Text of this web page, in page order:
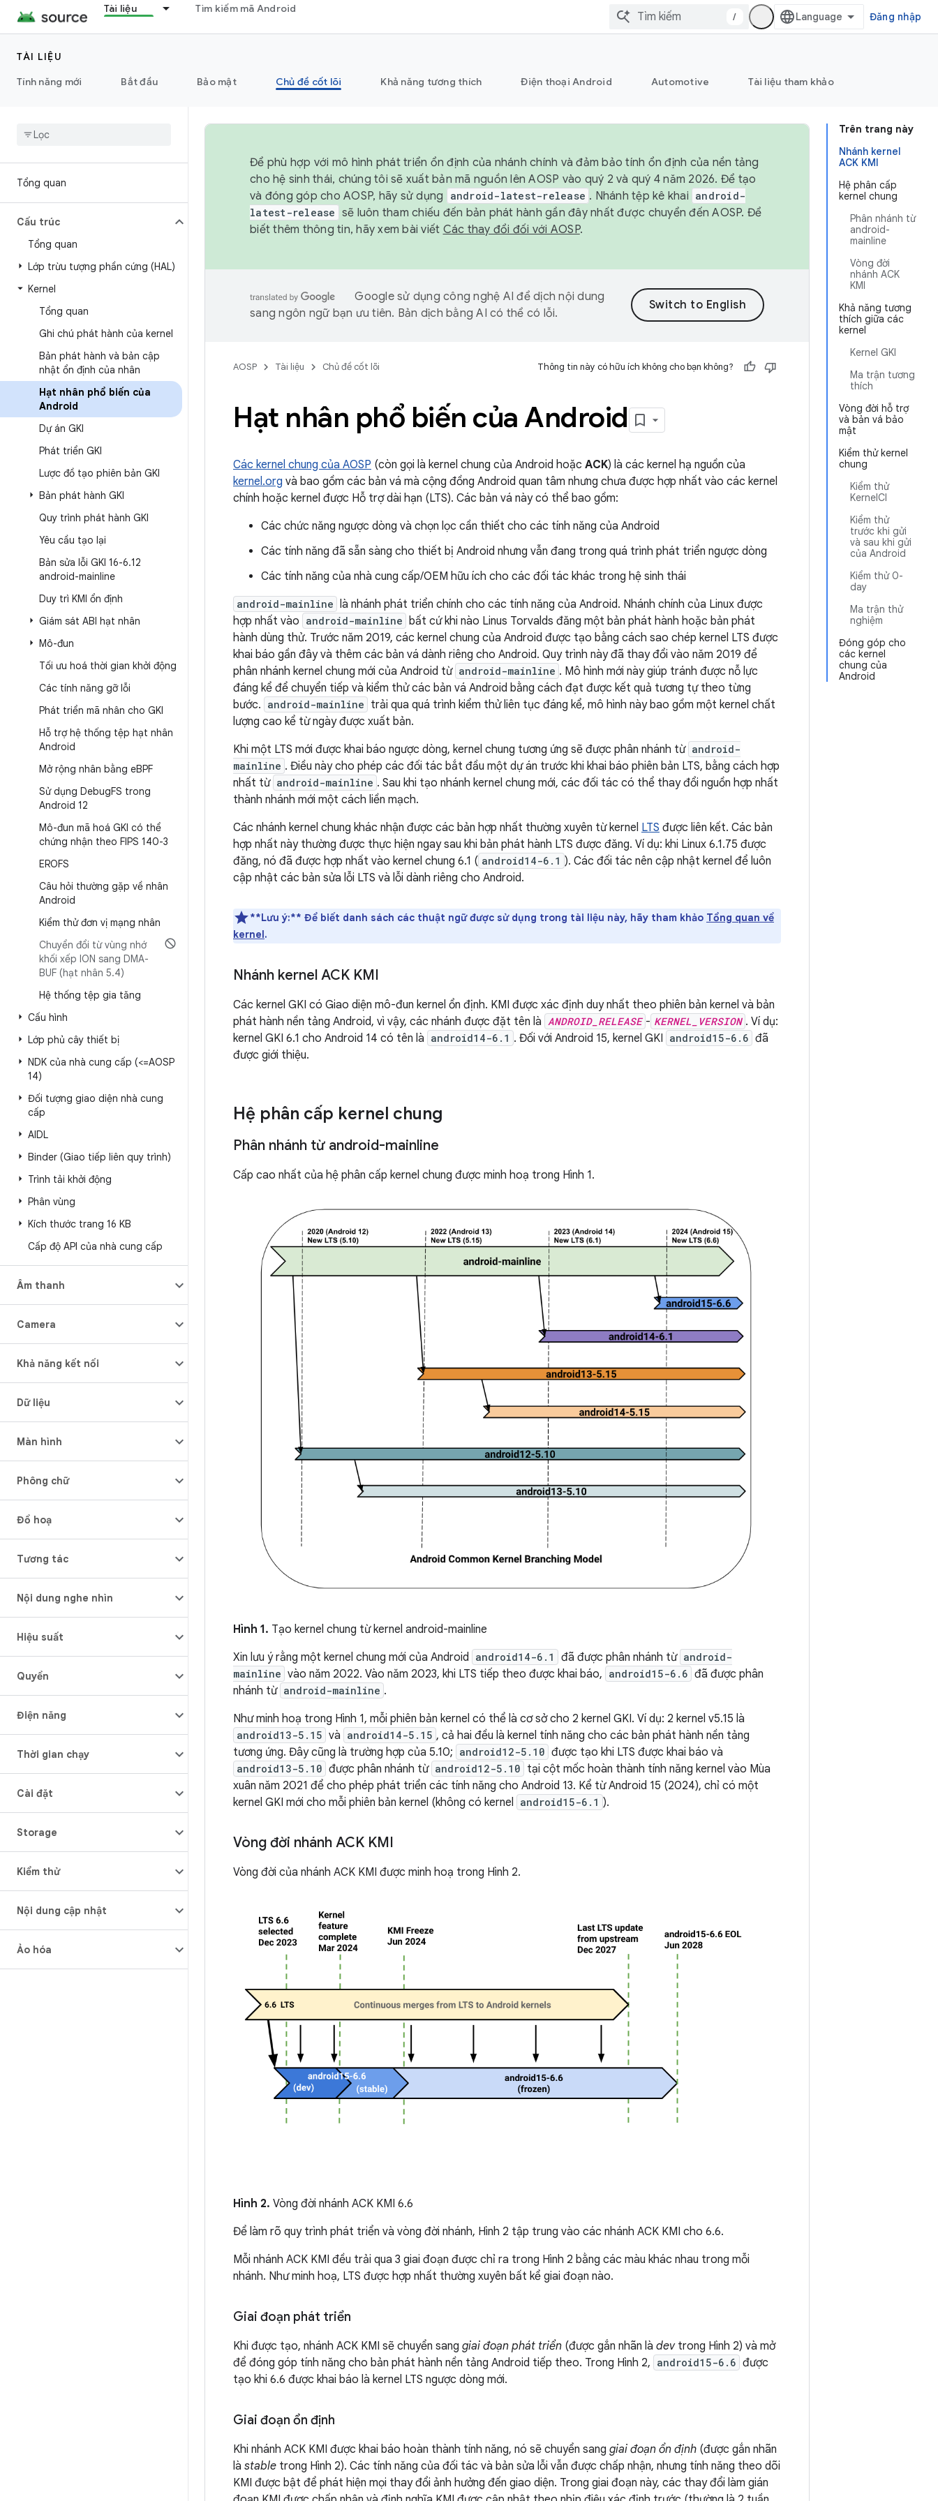
Tài liệu Tìm kiếm mã Android
/ Đăng nhập
TÀI LIỆU
Tính năng mới
Bắt đầu Bảo mật Chủ đề cốt lõi Khả năng tương thích Điện thoại Android Automotive Tài liệu tham khảo
Tổng quan
Cấu trúc
Tổng quan
Lớp trừu tượng phần cứng (HAL)
Kernel
Tổng quan
Ghi chú phát hành của kernel
Bản phát hành và bản cập
nhật ổn định của nhân
Hạt nhân phổ biến của
Android
Dự án GKI
Phát triển GKI
Lược đồ tạo phiên bản GKI
Bản phát hành GKI
Quy trình phát hành GKI
Yêu cầu tạo lại
Bản sửa lỗi GKI 16-6.12
android-mainline
Duy trì KMI ổn định
Giám sát ABI hạt nhân
Mô-đun
Tối ưu hoá thời gian khởi động
Các tính năng gỡ lỗi
Phát triển mã nhân cho GKI
Hỗ trợ hệ thống tệp hạt nhân
Android
Mở rộng nhân bằng eBPF
Sử dụng DebugFS trong
Android 12
Mô-đun mã hoá GKI có thể
chứng nhận theo FIPS 140-3
EROFS
Câu hỏi thường gặp về nhân
Android
Kiểm thử đơn vị mạng nhân
Chuyển đổi từ vùng nhớ
khối xếp ION sang DMA-
BUF (hạt nhân 5.4)
Hệ thống tệp gia tăng
Cấu hình
Lớp phủ cây thiết bị
NDK của nhà cung cấp (<=AOSP
14)
Đối tượng giao diện nhà cung
cấp
AIDL
Binder (Giao tiếp liên quy trình)
Trình tải khởi động
Phân vùng
Kích thước trang 16 KB
Cấp độ API của nhà cung cấp
Âm thanh
Camera
Khả năng kết nối
Dữ liệu
Màn hình
Phông chữ
Đồ hoạ
Tương tác
Nội dung nghe nhìn
Hiệu suất
Quyền
Điện năng
Thời gian chạy
Cài đặt
Storage
Kiểm thử
Nội dung cập nhật
Ảo hóa
Trên trang này
Nhánh kernel
ACK KMI
Hệ phân cấp
kernel chung
Phân nhánh từ
android-
mainline
Vòng đời
nhánh ACK
KMI
Khả năng tương
thích giữa các
kernel
Kernel GKI
Ma trận tương
thích
Vòng đời hỗ trợ
và bản vá bảo
mật
Kiểm thử kernel
chung
Kiểm thử
KernelCI
Kiểm thử
trước khi gửi
và sau khi gửi
của Android
Kiểm thử 0-
day
Ma trận thử
nghiệm
Đóng góp cho
các kernel
chung của
Android
Để phù hợp với mô hình phát triển ổn định của nhánh chính và đảm bảo tính ổn định của nền tảng
cho hệ sinh thái, chúng tôi sẽ xuất bản mã nguồn lên AOSP vào quý 2 và quý 4 năm 2026. Để tạo
và đóng góp cho AOSP, hãy sử dụng
android-latest-release . Nhánh tệp kê khai android-
latest-release sẽ luôn tham chiếu đến bản phát hành gần đây nhất được chuyển đến AOSP. Để
biết thêm thông tin, hãy xem bài viết Các thay đổi đối với AOSP.
Google sử dụng công nghệ AI để dịch nội dung
sang ngôn ngữ bạn ưu tiên. Bản dịch bằng AI có thể có lỗi.
AOSP Tài liệu Chủ đề cốt lõi Thông tin này có hữu ích không cho bạn không?
Hạt nhân phổ biến của Android
Các kernel chung của AOSP (còn gọi là kernel chung của Android hoặc ACK) là các kernel hạ nguồn của
kernel.org và bao gồm các bản vá mà cộng đồng Android quan tâm nhưng chưa được hợp nhất vào các kernel
chính hoặc kernel được Hỗ trợ dài hạn (LTS). Các bản vá này có thể bao gồm:
Các chức năng ngược dòng và chọn lọc cần thiết cho các tính năng của Android
Các tính năng đã sẵn sàng cho thiết bị Android nhưng vẫn đang trong quá trình phát triển ngược dòng
Các tính năng của nhà cung cấp/OEM hữu ích cho các đối tác khác trong hệ sinh thái
android-mainline là nhánh phát triển chính cho các tính năng của Android. Nhánh chính của Linux được
hợp nhất vào android-mainline bất cứ khi nào Linus Torvalds đăng một bản phát hành hoặc bản phát
hành dùng thử. Trước năm 2019, các kernel chung của Android được tạo bằng cách sao chép kernel LTS được
khai báo gần đây và thêm các bản vá dành riêng cho Android. Quy trình này đã thay đổi vào năm 2019 để
phân nhánh kernel chung mới của Android từ android-mainline . Mô hình mới này giúp tránh được nỗ lực
đáng kể để chuyển tiếp và kiểm thử các bản vá Android bằng cách đạt được kết quả tương tự theo từng
bước. android-mainline trải qua quá trình kiểm thử liên tục đáng kể, mô hình này bao gồm một kernel chất
lượng cao kể từ ngày được xuất bản.
Khi một LTS mới được khai báo ngược dòng, kernel chung tương ứng sẽ được phân nhánh từ android-
mainline . Điều này cho phép các đối tác bắt đầu một dự án trước khi khai báo phiên bản LTS, bằng cách hợp
nhất từ android-mainline . Sau khi tạo nhánh kernel chung mới, các đối tác có thể thay đổi nguồn hợp nhất
thành nhánh mới một cách liền mạch.
Các nhánh kernel chung khác nhận được các bản hợp nhất thường xuyên từ kernel LTS được liên kết. Các bản
hợp nhất này thường được thực hiện ngay sau khi bản phát hành LTS được đăng. Ví dụ: khi Linux 6.1.75 được
đăng, nó đã được hợp nhất vào kernel chung 6.1 ( android14-6.1 ). Các đối tác nên cập nhật kernel để luôn
cập nhật các bản sửa lỗi LTS và lỗi dành riêng cho Android.
**Lưu ý:** Để biết danh sách các thuật ngữ được sử dụng trong tài liệu này, hãy tham khảo Tổng quan về
kernel.
Nhánh kernel ACK KMI
Các kernel GKI có Giao diện mô-đun kernel ổn định. KMI được xác định duy nhất theo phiên bản kernel và bản
phát hành nền tảng Android, vì vậy, các nhánh được đặt tên là ANDROID_RELEASE - KERNEL_VERSION . Ví dụ:
kernel GKI 6.1 cho Android 14 có tên là android14-6.1 . Đối với Android 15, kernel GKI android15-6.6 đã
được giới thiệu.
Hệ phân cấp kernel chung
Phân nhánh từ android-mainline
Cấp cao nhất của hệ phân cấp kernel chung được minh hoạ trong Hình 1.
Hình 1. Tạo kernel chung từ kernel android-mainline
Xin lưu ý rằng một kernel chung mới của Android
android14-6.1 đã được phân nhánh từ android-
mainline vào năm 2022. Vào năm 2023, khi LTS tiếp theo được khai báo, android15-6.6 đã được phân
nhánh từ android-mainline .
Như minh hoạ trong Hình 1, mỗi phiên bản kernel có thể là cơ sở cho 2 kernel GKI. Ví dụ: 2 kernel v5.15 là
android13-5.15 và android14-5.15 , cả hai đều là kernel tính năng cho các bản phát hành nền tảng
tương ứng. Đây cũng là trường hợp của 5.10; android12-5.10 được tạo khi LTS được khai báo và
android13-5.10 được phân nhánh từ android12-5.10 tại cột mốc hoàn thành tính năng kernel vào Mùa
xuân năm 2021 để cho phép phát triển các tính năng cho Android 13. Kể từ Android 15 (2024), chỉ có một
kernel GKI mới cho mỗi phiên bản kernel (không có kernel
android15-6.1 ).
Vòng đời nhánh ACK KMI
Vòng đời của nhánh ACK KMI được minh hoạ trong Hình 2.
Hình 2. Vòng đời nhánh ACK KMI 6.6
Để làm rõ quy trình phát triển và vòng đời nhánh, Hình 2 tập trung vào các nhánh ACK KMI cho 6.6.
Mỗi nhánh ACK KMI đều trải qua 3 giai đoạn được chỉ ra trong Hình 2 bằng các màu khác nhau trong mỗi
nhánh. Như minh hoạ, LTS được hợp nhất thường xuyên bất kể giai đoạn nào.
Giai đoạn phát triển
Khi được tạo, nhánh ACK KMI sẽ chuyển sang giai đoạn phát triển (được gắn nhãn là devtrong Hình 2) và mở
để đóng góp tính năng cho bản phát hành nền tảng Android tiếp theo. Trong Hình 2, android15-6.6 được
tạo khi 6.6 được khai báo là kernel LTS ngược dòng mới.
Giai đoạn ổn định
Khi nhánh ACK KMI được khai báo hoàn thành tính năng, nó sẽ chuyển sang giai đoạn ổn định (được gắn nhãn
là stable trong Hình 2). Các tính năng của đối tác và bản sửa lỗi vẫn được chấp nhận, nhưng tính năng theo dõi
KMI được bật để phát hiện mọi thay đổi ảnh hưởng đến giao diện. Trong giai đoạn này, các thay đổi làm gián